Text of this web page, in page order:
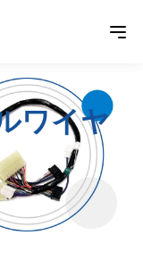
ワイヤ